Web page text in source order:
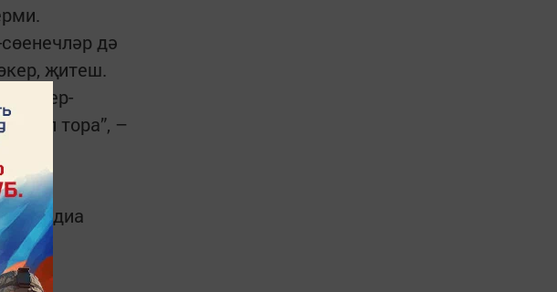
дә
җитеш.
бер-
тора”, –
Татмедиа